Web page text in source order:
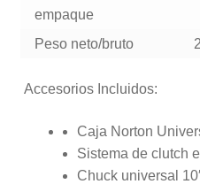
empaque
Peso neto/bruto
Accesorios Incluidos:
Caja Norton
Sistema de clutch
Chuck universal